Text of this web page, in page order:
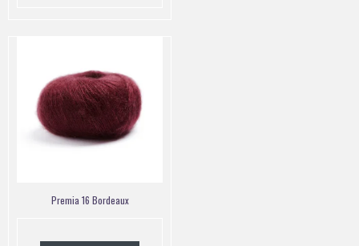
Premia 16 Bordeaux